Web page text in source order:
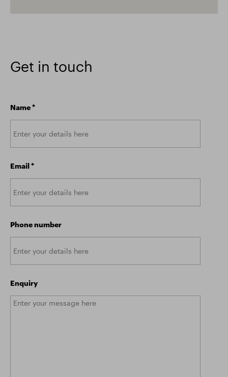
Get in touch
Name*
Email*
Phone number
Enquiry